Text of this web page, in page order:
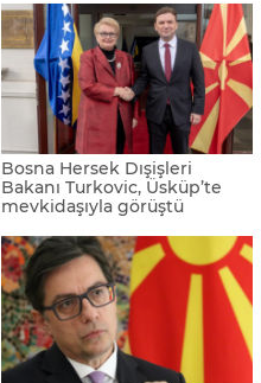
depremzedeler için bağış
toplanacak
“Türkiye’nin Yanındayız“
yardım kampanyası
başlatılacak
Kovaçevski: "Avrupa’nın
parçası olabiliriz ve olmalıyız"